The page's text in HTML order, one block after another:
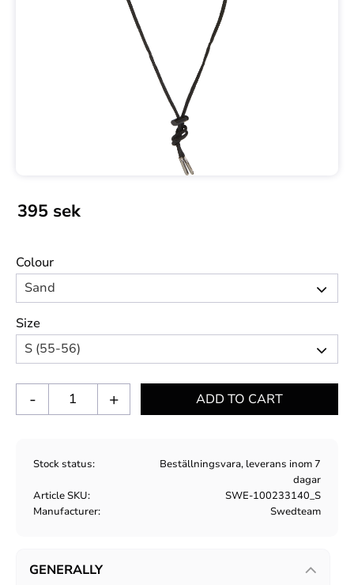
395 sek
Colour
Size
+
-
Stock status
Beställningsvara, leverans inom 7
dagar
Article SKU
SWE-100233140_S
Manufacturer
Swedteam
GENERALLY